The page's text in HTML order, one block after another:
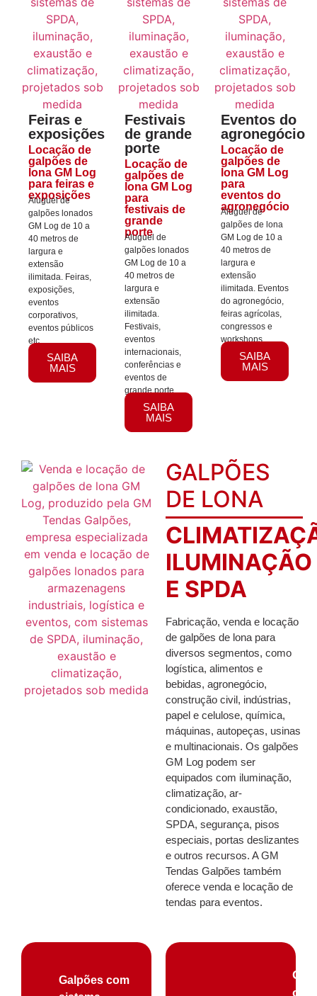
Feiras e
exposições
Locação de
galpões de
lona GM Log
para feiras e
exposições
Aluguel de
galpões lonados
GM Log de 10 a
40 metros de
largura e
extensão
ilimitada. Feiras,
exposições,
eventos
corporativos,
eventos públicos
etc.
SAIBA
MAIS
Festivais
de grande
porte
Locação de
galpões de
lona GM Log
para
festivais de
grande
porte
Aluguel de
galpões lonados
GM Log de 10 a
40 metros de
largura e
extensão
ilimitada.
Festivais,
eventos
internacionais,
conferências e
eventos de
grande porte.
SAIBA
MAIS
Eventos do
agronegócio
Locação de
galpões de
lona GM Log
para
eventos do
agronegócio
Aluguel de
galpões de lona
GM Log de 10 a
40 metros de
largura e
extensão
ilimitada. Eventos
do agronegócio,
feiras agrícolas,
congressos e
workshops.
SAIBA
MAIS
GALPÕES
DE LONA
ILUMINAÇÃO
E SPDA
Fabricação, venda e locação
de galpões de lona para
diversos segmentos, como
logística, alimentos e
bebidas, agronegócio,
construção civil, indústrias,
papel e celulose, química,
máquinas, autopeças, usinas
e multinacionais. Os galpões
GM Log podem ser
equipados com iluminação,
climatização, ar-
condicionado, exaustão,
SPDA, segurança, pisos
especiais, portas deslizantes
e outros recursos. A GM
Tendas Galpões também
oferece venda e locação de
tendas para eventos.
Galpões com